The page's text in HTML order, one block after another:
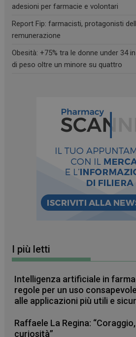
adesioni per farmacie e volontari
Report Fip: farmacisti, protagonisti
remunerazione
Obesità: +75% tra le donne under 34
di peso oltre un minore su quattro
I più letti
Intelligenza artificiale in
regole per un uso
alle applicazioni più utili e
Raffaele La Regina:
curiosità”